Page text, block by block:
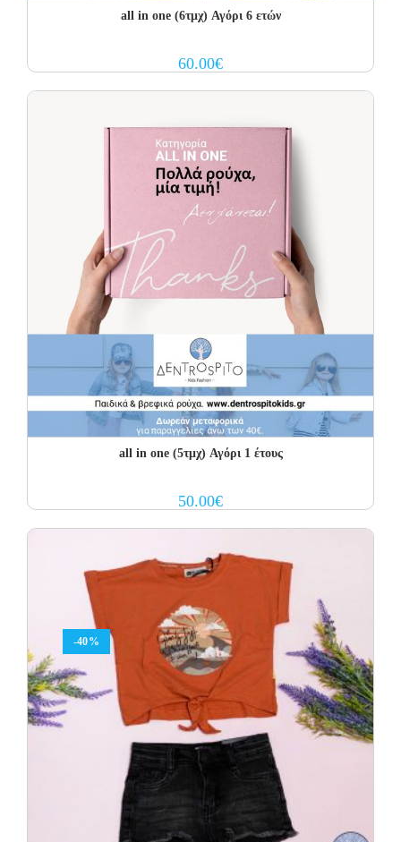
all in one (6τμχ) Αγόρι 6 ετών
60.00€
all in one (5τμχ) Αγόρι 1 έτους
50.00€
-40%